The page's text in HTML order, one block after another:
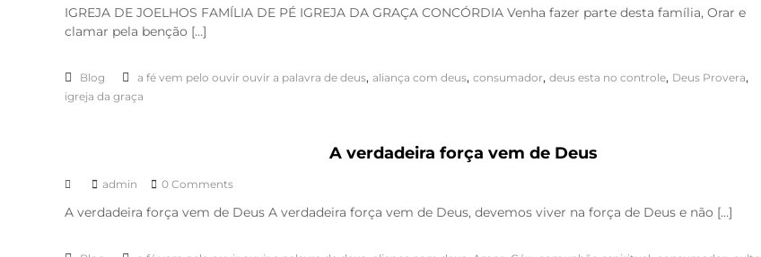
IGREJA DE JOELHOS FAMÍLIA DE PÉ IGREJA DA GRAÇA CONCÓRDIA Venha fazer parte desta família, Orar e
clamar pela benção […]
Blog a fé vem pelo ouvir ouvir a palavra de deus, aliança com deus, consumador, deus esta no controle, Deus Provera,
igreja da graça
A verdadeira força vem de Deus
admin 0 Comments
A verdadeira força vem de Deus A verdadeira força vem de Deus, devemos viver na força de Deus e não […]